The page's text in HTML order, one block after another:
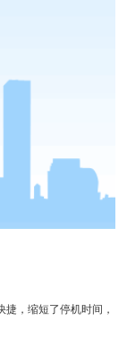
缩短了停机时间，